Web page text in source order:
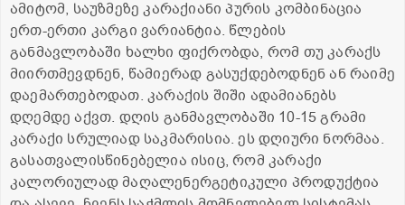
ამიტომ, საუზმეზე კარაქიანი პურის კომბინაცია
ერთ-ერთი კარგი ვარიანტია. წლების
განმავლობაში ხალხი ფიქრობდა, რომ თუ კარაქს
მიირთმევდნენ, წამიერად გასუქდებოდნენ ან რაიმე
დაემართებოდათ. კარაქის შიში ადამიანებს
დღემდე აქვთ. დღის განმავლობაში 10-15 გრამი
კარაქი სრულიად საკმარისია. ეს დღიური ნორმაა.
გასათვალისწინებელია ისიც, რომ კარაქი
კალორიულად მაღალენერგეტიკული პროდუქტია